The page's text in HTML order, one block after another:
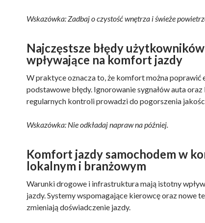
Wskazówka: Zadbaj o czystość wnętrza i świeże
Najczęstsze błędy użytkowników
wpływające na komfort jazdy
W praktyce oznacza to, że komfort można poprawić
podstawowe błędy. Ignorowanie sygnałów auta oraz
regularnych kontroli prowadzi do pogorszenia
Wskazówka: Nie odkładaj napraw na później.
Komfort jazdy samochodem w
lokalnym i branżowym
Warunki drogowe i infrastruktura mają istotny
jazdy. Systemy wspomagające kierowcę oraz nowe
zmieniają doświadczenie jazdy.